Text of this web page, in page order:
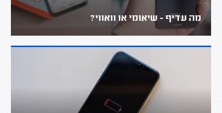
מה עדיף - שיאומי או וואווי?